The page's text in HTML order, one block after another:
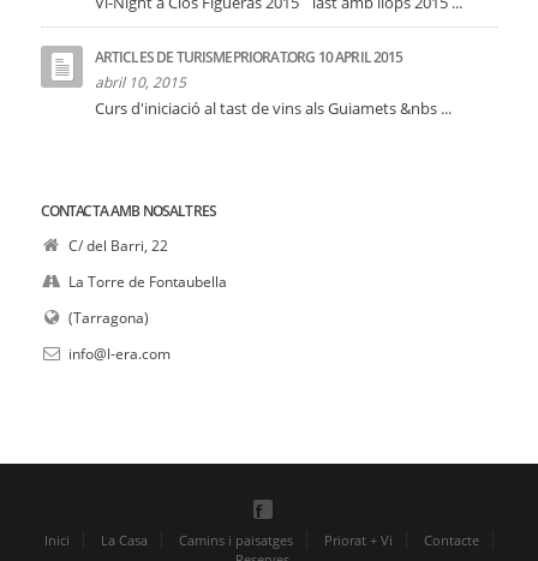
ARTICLES DE TURISMEPRIORAT.ORG 10 APRIL 2015
abril 10, 2015
Curs d'iniciació al tast de vins als Guiamets &nbs ...
CONTACTA AMB NOSALTRES
C/ del Barri, 22
La Torre de Fontaubella
(Tarragona)
info@l-era.com
Inici La Casa Camins i paisatges Priorat + Vi
Contacte